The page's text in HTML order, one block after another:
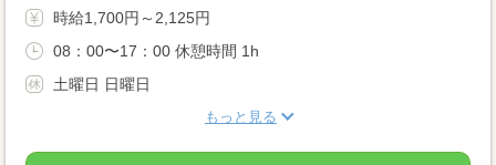
時給1,700円～2,125円
08：00〜17：00 休憩時間 1h
土曜日 日曜日
もっと見る